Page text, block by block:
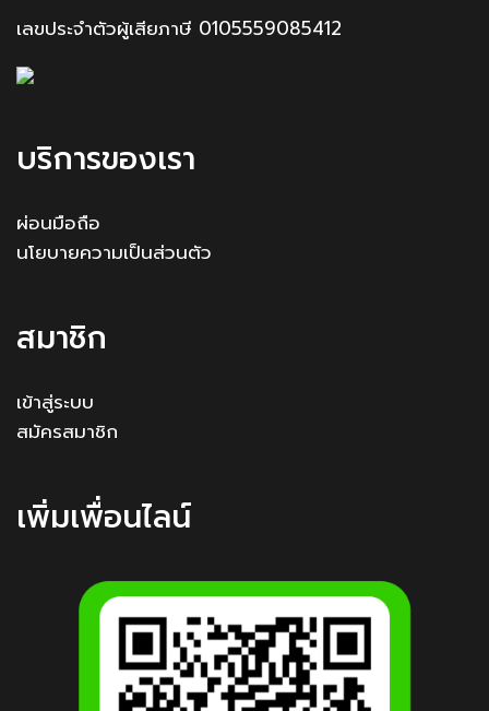
เลขประจำตัวผู้เสียภาษี 0105559085412
บริการของเรา
ผ่อนมือถือ
นโยบายความเป็นส่วนตัว
สมาชิก
เข้าสู่ระบบ
สมัครสมาชิก
เพิ่มเพื่อนไลน์